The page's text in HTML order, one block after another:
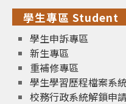
學生專區 Student
學生申訴專區
新生專區
重補修專區
學生學習歷程檔案系
校務行政系統解鎖申請